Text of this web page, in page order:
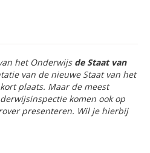
het Onderwijs de Staat van
van de nieuwe Staat van het
plaats. Maar de meest
komen ook op
presenteren. Wil je hierbij